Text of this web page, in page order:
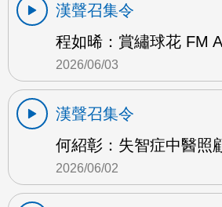
漢聲召集令
程如晞：賞繡球花 FM
2026/06/03
漢聲召集令
何紹彰：失智症中醫照
2026/06/02